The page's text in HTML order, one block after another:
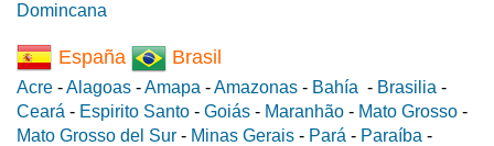
Domincana
España Brasil
Acre -Alagoas -Amapa -Amazonas - Bahía - Brasilia -
Ceará - Espirito Santo - Goiás - Maranhão - Mato Grosso -
Mato Grosso del Sur - Minas Gerais - Pará - Paraíba -